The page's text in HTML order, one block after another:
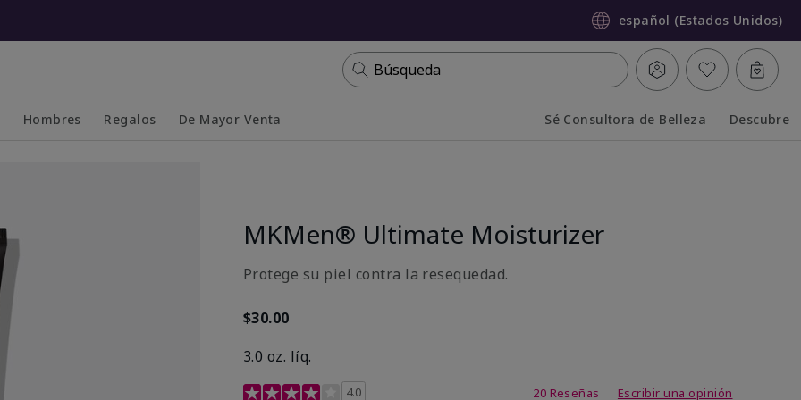
español (Estados Unidos)
Búsqueda
Hombres Regalos De Mayor Venta Sé Consultora de Belleza Descubre
MKMen® Ultimate Moisturizer
Protege su piel contra la resequedad.
$30.00
3.0 oz. líq.
Calificación de clientes de 3,7 de 5
4.0 20 Reseñas Escribir una opinión